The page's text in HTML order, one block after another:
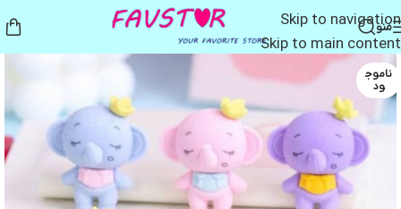
Skip to navigation
Skip to main content
منو
ناموج
ود